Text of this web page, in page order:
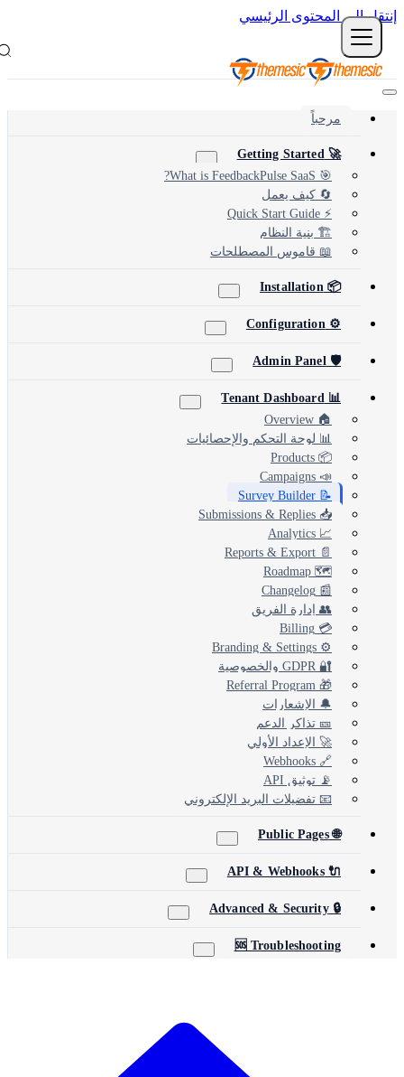
إلى المحتوى الرئيسي
مرحباً
🚀 Getting Started
🎯 What is FeedbackPulse SaaS?
🔄 كيف يعمل
🏗️ بنية النظام
📖 قاموس المصطلحات
📦 Installation
⚙️ Configuration
🛡️ Admin Panel
📊 Tenant Dashboard
🏠 Overview
📊 لوحة التحكم والإحصائيات
📦 Products
📣 Campaigns
📝 Survey Builder
📥 Submissions & Replies
📈 Analytics
📄 Reports & Export
🗺️ Roadmap
📰 Changelog
👥 إدارة الفريق
💳 Billing
⚙️ Branding & Settings
🔐 GDPR والخصوصية
🎁 Referral Program
🔔 الإشعارات
🎫 تذاكر الدعم
🚀 الإعداد الأولي
🔗 Webhooks
📡 توثيق API
📧 تفضيلات البريد الإلكتروني
🌐 Public Pages
🔌 API & Webhooks
🔒 Advanced & Security
🆘 Troubleshooting